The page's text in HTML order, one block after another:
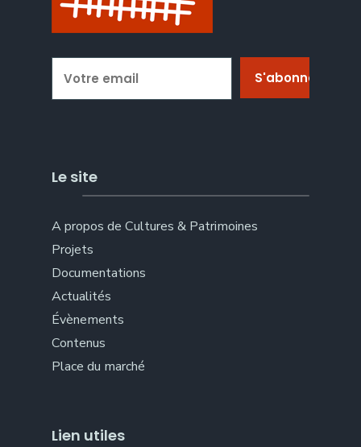
Le site
A propos de Cultures & Patrimoines
Projets
Documentations
Actualités
Évènements
Contenus
Place du marché
Lien utiles